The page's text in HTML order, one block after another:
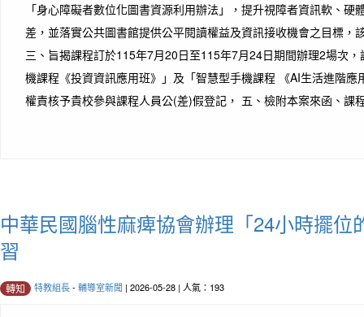
「身心障礙者數位化圖書資源利用辦法」，提升視障者資訊軟、硬
差，並落實公共圖書館提供公平閱讀權益及資訊接收機會之目標，
三、旨揭課程訂於115年7月20日至115年7月24日期間辦理2場次
機課程《投資資訊應用班》」及「智慧型手機課程 《AI生活進階應
權責核予貴校參與課程人員公(差)假登記， 五、檢附本案來函、
中華民國腦性麻痺協會辦理「24小時擺位
習
轉知 特教組長- 輔導室新聞 | 2026-05-28 | 人氣：193